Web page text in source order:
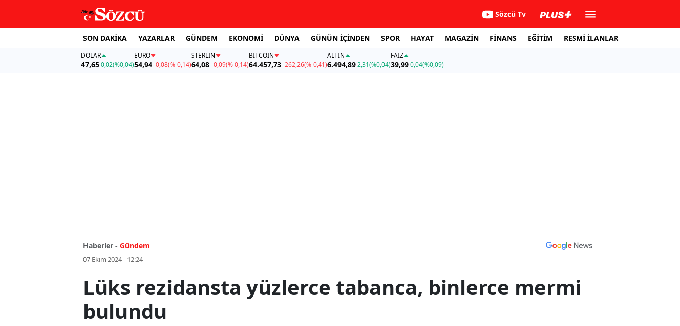
Sözcü Tv
SON DAKİKA YAZARLAR GÜNDEM EKONOMİ DÜNYA GÜNÜN İÇİNDEN SPOR HAYAT MAGAZİN FİNANS EĞİTİM RESMİ İLANLAR
DOLAR
47,650,02(%0,04)
EURO
54,94 -0,08(%-0,14)
STERLIN
64,08 -0,09(%-0,14)
BITCOIN
64.457,73-262,26(%-0,41)
ALTIN
6.494,892,31(%0,04)
FAİZ
39,990,04(%0,09)
Haberler - Gündem
07 Ekim 2024 - 12:24
Lüks rezidansta yüzlerce tabanca, binlerce mermi
bulundu